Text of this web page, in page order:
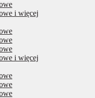
i więcej
i więcej